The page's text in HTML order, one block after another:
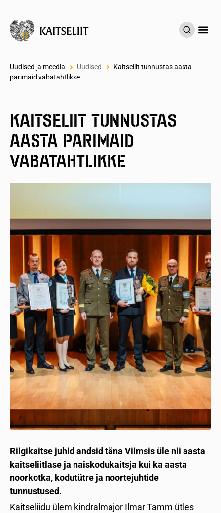
Uudised ja meedia Uudised
Kaitseliit tunnustas aasta
parimaid vabatahtlikke
KAITSELIIT TUNNUSTAS
AASTA PARIMAID
VABATAHTLIKKE
Riigikaitse juhid andsid täna Viimsis üle nii aasta
kaitseliitlase ja naiskodukaitsja kui ka aasta
noorkotka, kodutütre ja noortejuhtide
tunnustused.
Kaitseliidu ülem kindralmajor Ilmar Tamm ütles